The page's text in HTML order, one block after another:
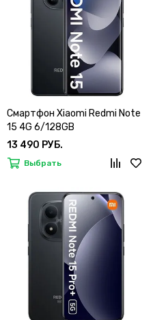
Смартфон Xiaomi Redmi Note
15 4G 6/128GB
13 490 РУБ.
Выбрать